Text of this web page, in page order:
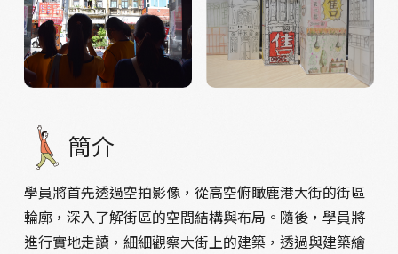
簡介
學員將首先透過空拍影像，從高空俯瞰鹿港大街的街區
輪廓，深入了解街區的空間結構與布局。隨後，學員將
進行實地走讀，細細觀察大街上的建築，透過與建築繪